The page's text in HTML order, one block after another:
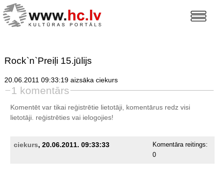
Rock`n`Preiļi 15.jūlijs
20.06.2011 09:33:19 aizsāka ciekurs
1 komentārs
Komentēt var tikai reģistrētie lietotāji, komentārus redz visi
lietotāji. reģistrētiesvai ielogojies!
ciekurs, 20.06.2011. 09:33:33
Komentāra reitings:
0